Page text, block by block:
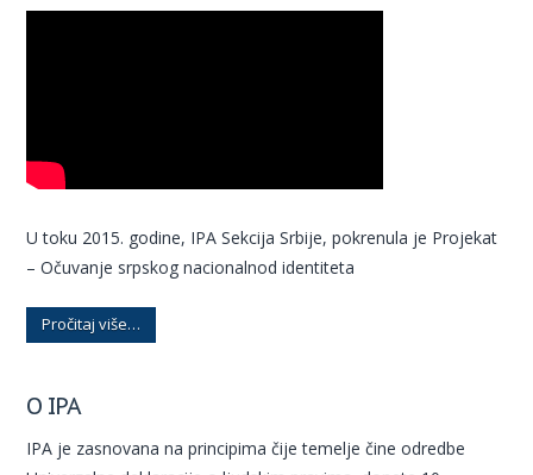
U toku 2015. godine, IPA Sekcija Srbije, pokrenula je Projekat
– Očuvanje srpskog nacionalnod identiteta
Pročitaj više…
O IPA
IPA je zasnovana na principima čije temelje čine odredbe